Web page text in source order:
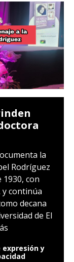
la
Rodríguez
1930, con
continúa
decana
de El
y